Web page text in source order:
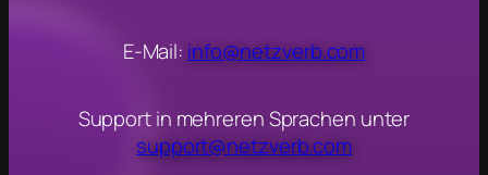
E-Mail: info@netzverb.com
Support in mehreren Sprachen unter
support@netzverb.com